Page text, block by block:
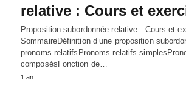
relative : Cours et
Proposition subordonnée relative : Cours et
SommaireDéfinition d’une proposition
pronoms relatifsPronoms relatifs
composésFonction de…
1 an